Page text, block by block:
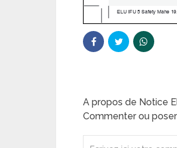
A propos de Notice
Commenter ou